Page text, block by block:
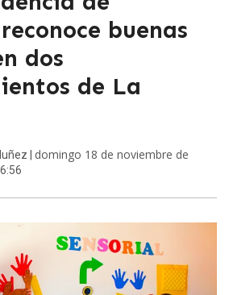
buenas
dos
de La
| domingo 18 de noviembre de